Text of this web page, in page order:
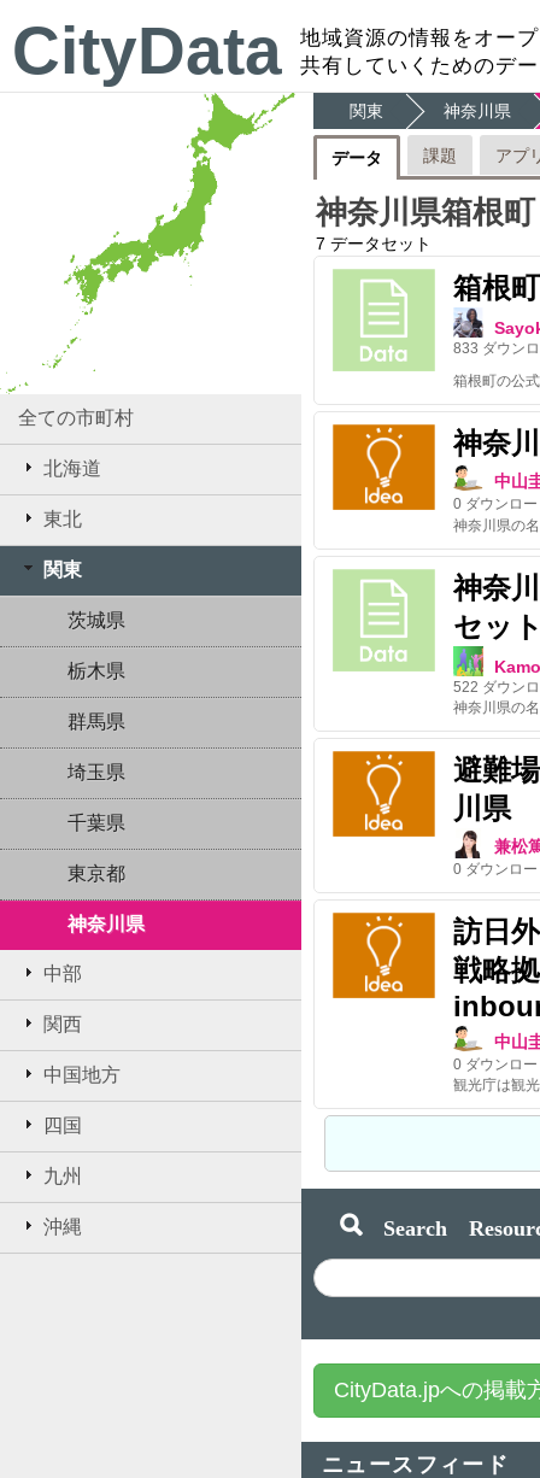
CityData
地域資源の情報をオー
共有していくためのデ
全ての市町村
北海道
東北
関東
茨城県
栃木県
群馬県
埼玉県
千葉県
東京都
神奈川県
中部
関西
中国地方
四国
九州
沖縄
関東 神奈川県
データ 課題 アプ
神奈川県箱根町
7 データセット
箱根
833 ダウン
神奈
中山
0 ダウンロ
神奈
セッ
522 ダウン
避難
川県
兼松
0 ダウンロ
訪日
戦略
中山
0 ダウンロ
Search
CityData.jpへの掲載
ニュースフィード